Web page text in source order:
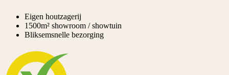
Eigen houtzagerij
1500m² showroom / showtuin
Bliksemsnelle bezorging